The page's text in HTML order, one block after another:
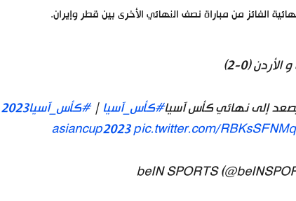
الفائز من مباراة نصف النهائي الأخرى بين قطر وإيران.
(0-2)
إلى نهائي كأس آسيا#كأس_آسيا|#كأس_آسيا2023
pic.twitter.com/